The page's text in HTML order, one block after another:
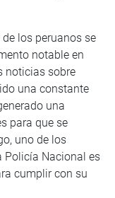
de los peruanos se
notable en
noticias sobre
una constante
una
para que se
uno de los
Policía Nacional es
cumplir con su